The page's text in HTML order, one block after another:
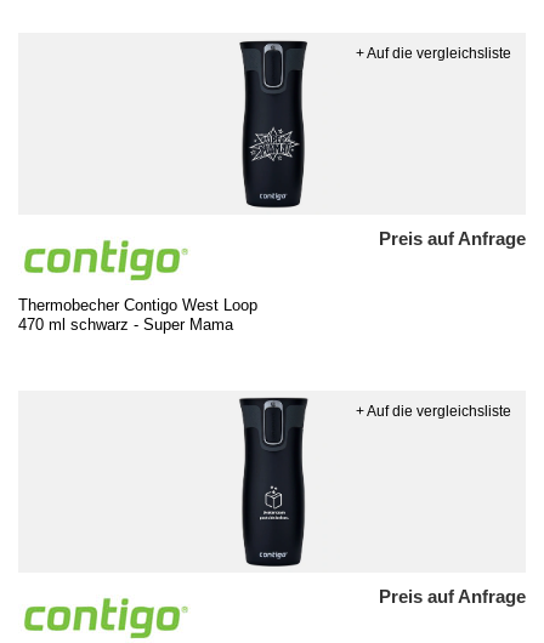
Thermobecher Contigo West Loop
470 ml schwarz - Super Mama
Preis auf Anfrage
+ Auf die vergleichsliste
Preis auf Anfrage
+ Auf die vergleichsliste